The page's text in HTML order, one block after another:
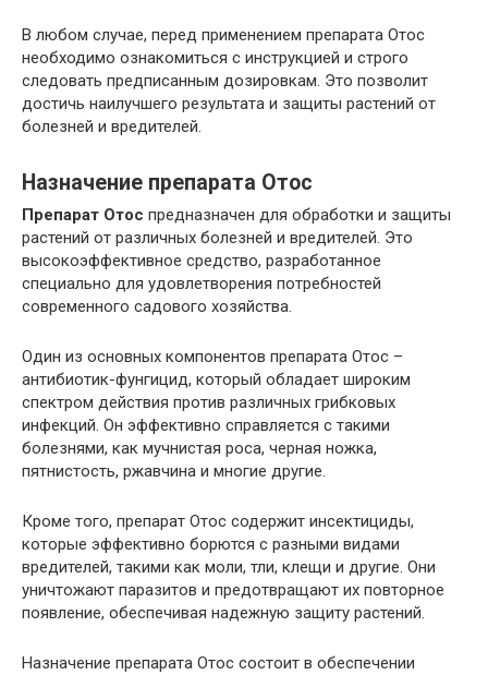
В любом случае, перед применением препарата Отос
необходимо ознакомиться с инструкцией и строго
следовать предписанным дозировкам. Это позволит
достичь наилучшего результата и защиты растений от
болезней и вредителей.
Назначение препарата Отос
Препарат Отос предназначен для обработки и защиты
растений от различных болезней и вредителей. Это
высокоэффективное средство, разработанное
специально для удовлетворения потребностей
современного садового хозяйства.
Один из основных компонентов препарата Отос –
антибиотик-фунгицид, который обладает широким
спектром действия против различных грибковых
инфекций. Он эффективно справляется с такими
болезнями, как мучнистая роса, черная ножка,
пятнистость, ржавчина и многие другие.
Кроме того, препарат Отос содержит инсектициды,
которые эффективно борются с разными видами
вредителей, такими как моли, тли, клещи и другие. Они
уничтожают паразитов и предотвращают их повторное
появление, обеспечивая надежную защиту растений.
Назначение препарата Отос состоит в обеспечении